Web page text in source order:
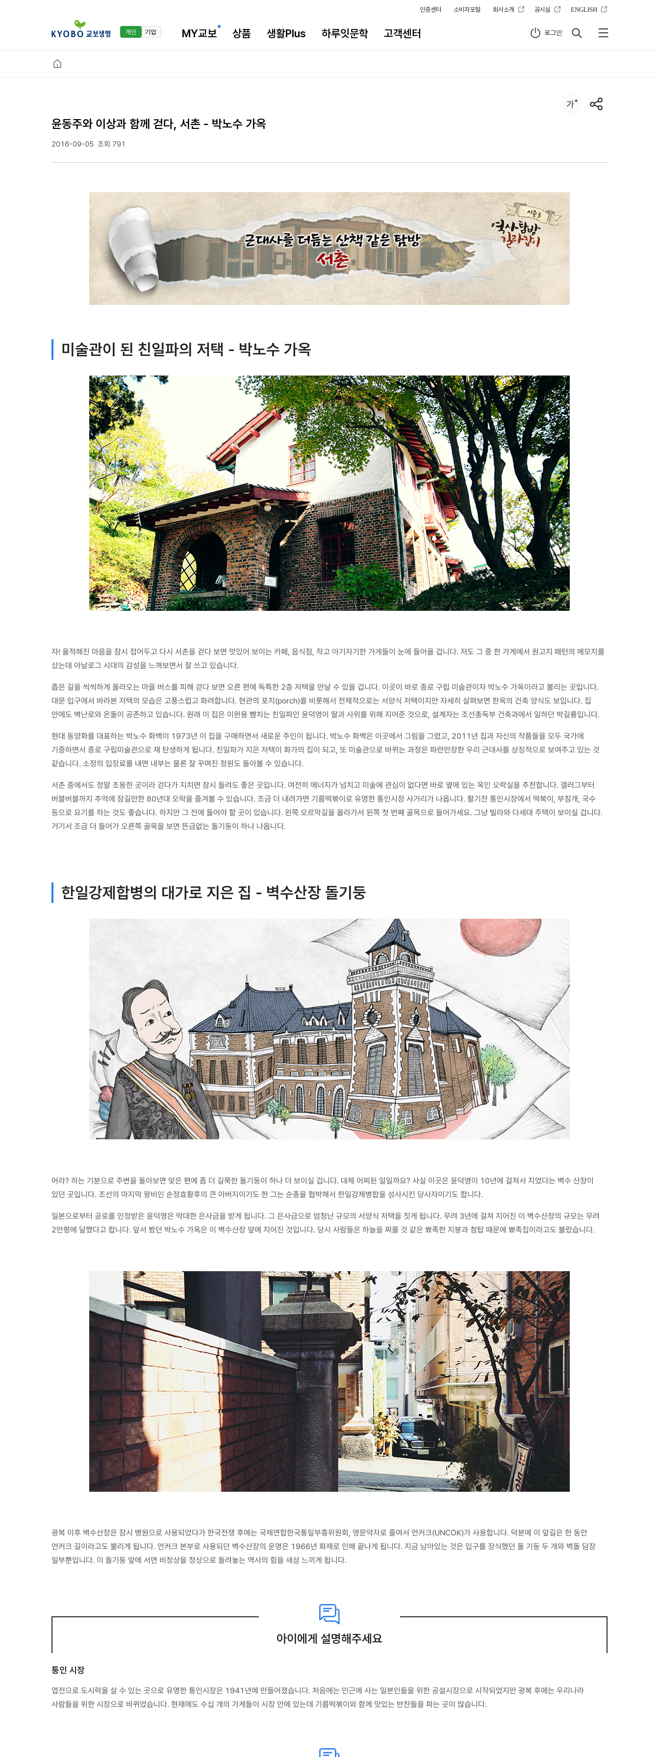
인증센터 소비자포털 회사소개 공시실 ENGLISH
개인 기업 MY교보 상품 생활Plus 하루잇문학 고객센터 로그인
윤동주와 이상과 함께 걷다, 서촌 - 박노수 가옥
2016-09-05 조회 791
미술관이 된 친일파의 저택 - 박노수 가옥
자! 울적해진 마음을 잠시 접어두고 다시 서촌을 걷다 보면 맛있어 보이는 카페, 음식점, 작고 아기자기한 가게들이 눈에 들어올 겁니다. 저도 그 중 한 가게에서 원고지 패턴의 메모지를
샀는데 아날로그 시대의 감성을 느껴보면서 잘 쓰고 있습니다.
좁은 길을 씩씩하게 올라오는 마을 버스를 피해 걷다 보면 오른 편에 독특한 2층 저택을 만날 수 있을 겁니다. 이곳이 바로 종로 구립 미술관이자 박노수 가옥이라고 불리는 곳입니다.
대문 입구에서 바라본 저택의 모습은 고풍스럽고 화려합니다. 현관의 포치(porch)를 비롯해서 전체적으로는 서양식 저택이지만 자세히 살펴보면 한옥의 건축 양식도 보입니다. 집
안에도 벽난로와 온돌이 공존하고 있습니다. 원래 이 집은 이완용 뺨치는 친일파인 윤덕영이 딸과 사위를 위해 지어준 것으로, 설계자는 조선총독부 건축과에서 일하던 박길룡입니다.
현대 동양화를 대표하는 박노수 화백이 1973년 이 집을 구매하면서 새로운 주인이 됩니다. 박노수 화백은 이곳에서 그림을 그렸고, 2011년 집과 자신의 작품들을 모두 국가에
기증하면서 종로 구립미술관으로 재 탄생하게 됩니다. 친일파가 지은 저택이 화가의 집이 되고, 또 미술관으로 바뀌는 과정은 파란만장한 우리 근대사를 상징적으로 보여주고 있는 것
같습니다. 소정의 입장료를 내면 내부는 물론 잘 꾸며진 정원도 돌아볼 수 있습니다.
서촌 중에서도 정말 조용한 곳이라 걷다가 지치면 잠시 들려도 좋은 곳입니다. 여전히 에너지가 넘치고 미술에 관심이 없다면 바로 옆에 있는 옥인 오락실을 추천합니다. 갤러그부터
버블버블까지 추억에 잠길만한 80년대 오락을 즐겨볼 수 있습니다. 조금 더 내려가면 기름떡볶이로 유명한 통인시장 사거리가 나옵니다. 활기찬 통인시장에서 떡복이, 부침개, 국수
등으로 요기를 하는 것도 좋습니다. 하지만 그 전에 들어야 할 곳이 있습니다. 왼쪽 오르막길을 올라가서 왼쪽 첫 번째 골목으로 들어가세요. 그냥 빌라와 다세대 주택이 보이실 겁니다.
거기서 조금 더 들어가 오른쪽 골목을 보면 뜬금없는 돌기둥이 하나 나옵니다.
한일강제합병의 대가로 지은 집 - 벽수산장 돌기둥
어라? 하는 기분으로 주변을 돌아보면 맞은 편에 좀 더 길쭉한 돌기둥이 하나 더 보이실 겁니다. 대체 어찌된 일일까요? 사실 이곳은 윤덕영이 10년에 걸쳐서 지었다는 벽수 산장이
있던 곳입니다. 조선의 마지막 왕비인 순정효황후의 큰 아버지이기도 한 그는 순종을 협박해서 한일강제병합을 성사시킨 당사자이기도 합니다.
일본으로부터 공로를 인정받은 윤덕영은 막대한 은사금을 받게 됩니다. 그 은사금으로 엄청난 규모의 서양식 저택을 짓게 됩니다. 무려 3년에 걸쳐 지어진 이 벽수산장의 규모는 무려
2만평에 달했다고 합니다. 앞서 봤던 박노수 가옥은 이 벽수산장 앞에 지어진 것입니다. 당시 사람들은 하늘을 찌를 것 같은 뾰족한 지붕과 첨탑 때문에 뾰족집이라고도 불렀습니다.
광복 이후 벽수산장은 잠시 병원으로 사용되었다가 한국전쟁 후에는 국제연합한국통일부흥위원회, 영문약자로 줄여서 언커크(UNCOK)가 사용합니다. 덕분에 이 앞길은 한 동안
언커크 길이라고도 불리게 됩니다. 언커크 본부로 사용되던 벽수산장의 운명은 1966년 화재로 인해 끝나게 됩니다. 지금 남아있는 것은 입구를 장식했던 돌 기둥 두 개와 벽돌 담장
일부뿐입니다. 이 돌기둥 앞에 서면 비정상을 정상으로 돌려놓는 역사의 힘을 새삼 느끼게 됩니다.
아이에게 설명해주세요
통인 시장
엽전으로 도시락을 살 수 있는 곳으로 유명한 통인시장은 1941년에 만들어졌습니다. 처음에는 인근에 사는 일본인들을 위한 공설시장으로 시작되었지만 광복 후에는 우리나라
사람들을 위한 시장으로 바뀌었습니다. 현재에도 수십 개의 가게들이 시장 안에 있는데 기름떡볶이와 함께 맛있는 반찬들을 파는 곳이 많습니다.